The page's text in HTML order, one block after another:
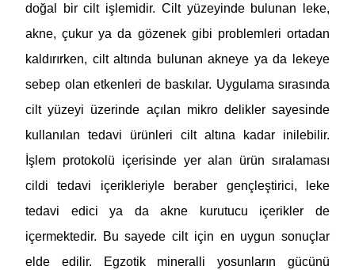
doğal bir cilt işlemidir. Cilt yüzeyinde bulunan leke,
akne, çukur ya da gözenek gibi problemleri ortadan
kaldırırken, cilt altında bulunan akneye ya da lekeye
sebep olan etkenleri de baskılar. Uygulama sırasında
cilt yüzeyi üzerinde açılan mikro delikler sayesinde
kullanılan tedavi ürünleri cilt altına kadar inilebilir.
İşlem protokolü içerisinde yer alan ürün sıralaması
cildi tedavi içerikleriyle beraber gençleştirici, leke
tedavi edici ya da akne kurutucu içerikler de
içermektedir. Bu sayede cilt için en uygun sonuçlar
elde edilir. Egzotik mineralli yosunların gücünü